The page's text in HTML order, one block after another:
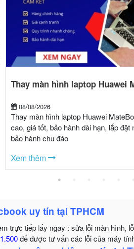
Thay màn hình laptop Huawei
08/08/2026
Thay màn hình laptop Huawei
cao, giá tốt, bảo hành dài hạn, lắp đặt
bảo hành chu đáo
Xem thêm
uy tín tại TPHCM
trực tiếp lấy ngay : sửa lỗi màn hình,
để được tư vấn các lỗi của máy